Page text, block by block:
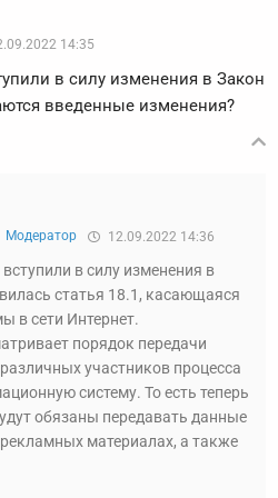
14:35
в силу изменения в Закон
введенные изменения?
Модератор 12.09.2022 14:36
в силу изменения в
статья 18.1, касающаяся
в сети Интернет.
порядок передачи
участников процесса
систему. То есть теперь
обязаны передавать данные
материалах, а также